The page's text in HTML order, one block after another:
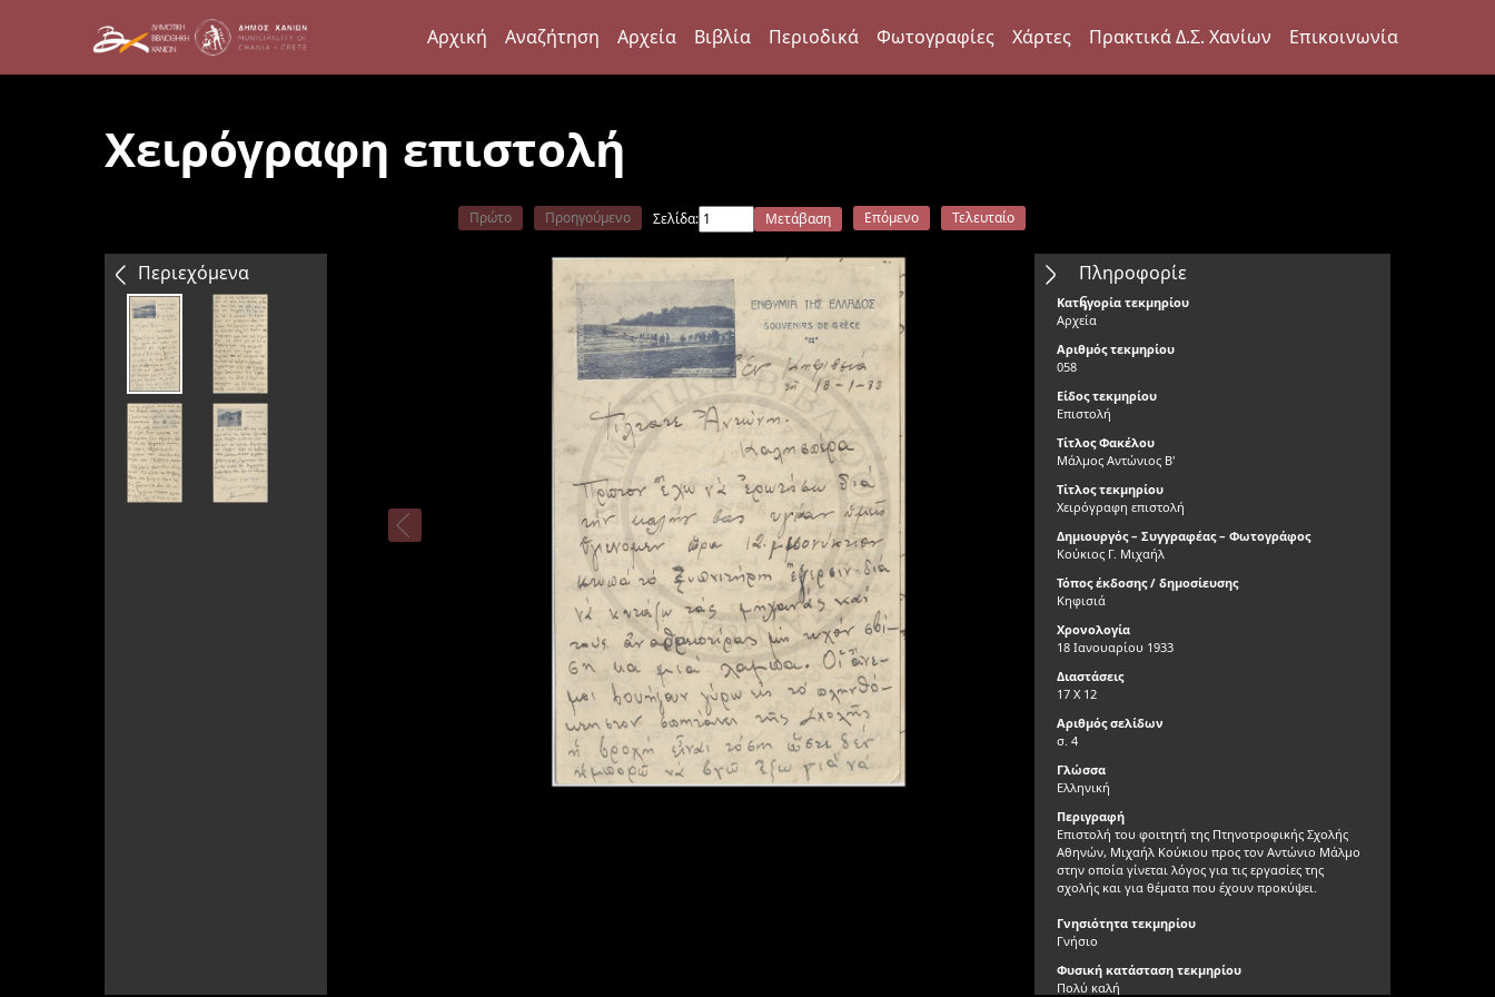
Αρχική Αναζήτηση Αρχεία Βιβλία Περιοδικά Φωτογραφίες Χάρτες Πρακτικά Δ.Σ. Χανίων Επικοινωνία
Χειρόγραφη επιστολή
Περιεχόμενα
Πρώτο Προηγούμενο Σελίδα: Μετάβαση Επόμενο Τελευταίο
Πληροφορίε
ς
Κατηγορία τεκμηρίου
Αρχεία
Αριθμός τεκμηρίου
058
Είδος τεκμηρίου
Επιστολή
Τίτλος Φακέλου
Μάλμος Αντώνιος Β'
Τίτλος τεκμηρίου
Χειρόγραφη επιστολή
Δημιουργός – Συγγραφέας – Φωτογράφος
Κούκιος Γ. Μιχαήλ
Τόπος έκδοσης / δημοσίευσης
Κηφισιά
Χρονολογία
18 Ιανουαρίου 1933
Διαστάσεις
17 X 12
Αριθμός σελίδων
σ. 4
Γλώσσα
Ελληνική
Περιγραφή
Επιστολή του φοιτητή της Πτηνοτροφικής Σχολής
Αθηνών, Μιχαήλ Κούκιου προς τον Αντώνιο Μάλμο
στην οποία γίνεται λόγος για τις εργασίες της
σχολής και για θέματα που έχουν προκύψει.
Γνησιότητα τεκμηρίου
Γνήσιο
Φυσική κατάσταση τεκμηρίου
Πολύ καλή